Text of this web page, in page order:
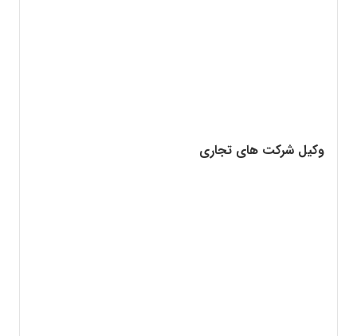
وکیل شرکت های تجاری